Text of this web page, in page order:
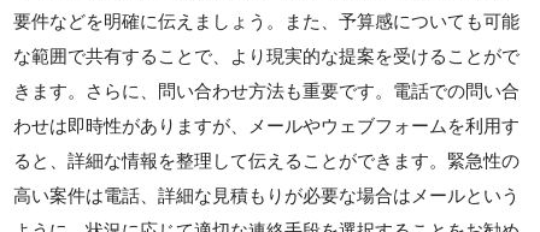
要件などを明確に伝えましょう。また、予算感についても可能
な範囲で共有することで、より現実的な提案を受けることがで
きます。さらに、問い合わせ方法も重要です。電話での問い合
わせは即時性がありますが、メールやウェブフォームを利用す
ると、詳細な情報を整理して伝えることができます。緊急性の
高い案件は電話、詳細な見積もりが必要な場合はメールという